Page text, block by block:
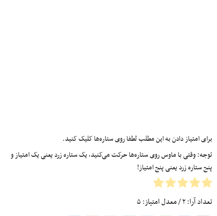
برای امتیاز دادن به این مطلب لطفا روی ستاره‌ها کلیک کنید.
توجه: وقتی با ماوس روی ستاره‌ها حرکت می‌کنید، یک ستاره زرد یعنی یک امتیاز و
پنج ستاره زرد یعنی پنج امتیاز!
تعداد آرا:۲/ معدل امتیاز:۵